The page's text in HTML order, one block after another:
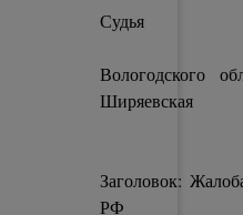
Судья
Вологодского
Ширяевская
Заголовок:
РФ